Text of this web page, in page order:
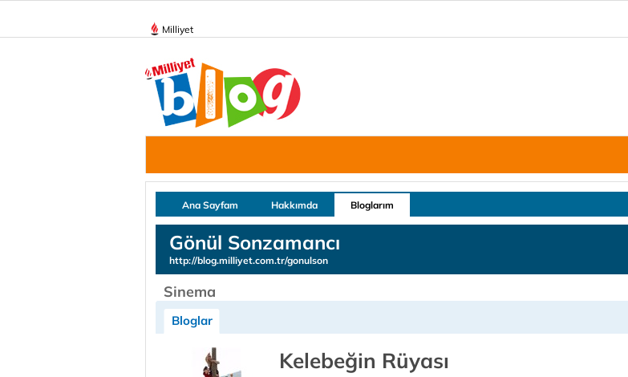
Milliyet
Ana Sayfam Hakkımda Bloglarım
Gönül Sonzamancı
http://blog.milliyet.com.tr/gonulson
Sinema
Bloglar
Kelebeğin Rüyası